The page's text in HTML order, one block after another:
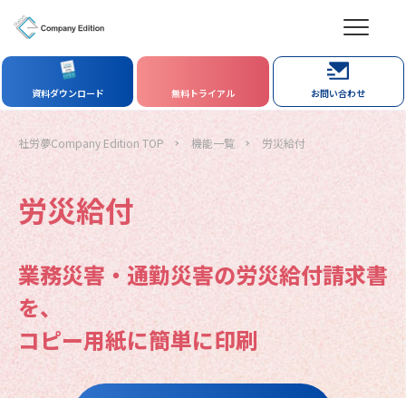
資料ダウンロード 無料トライアル お問い合わせ
社労夢Company Edition TOP 機能一覧 労災給付
労災給付
業務災害・通勤災害の労災給付請求書
を、
コピー用紙に簡単に印刷